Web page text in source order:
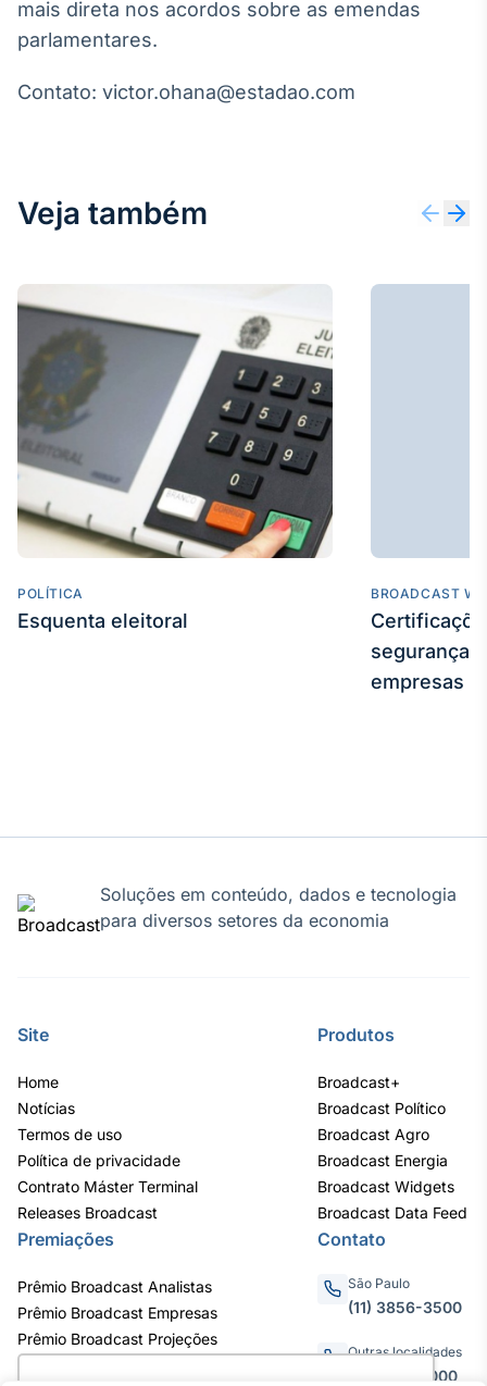
headlines de
Broadcast
Wallboard
Conteúdos e
dados para
displays e telas
Broadcast
Curadoria
Curadoria de
conteúdos
noticiosos
Soluções de
Tecnologia
plataforma para
no Brasil
IA
BroadFast
Gestão de
Investimentos
mais direta nos acordos sobre as emendas
parlamentares.
Contato: victor.ohana@estadao.com
Veja também
POLÍTICA
Esquenta eleitoral
BROADCAST
segurança
empresas
Soluções em conteúdo, dados e tecnologia
para diversos setores da economia
Site
Home
Notícias
Termos de uso
Política de privacidade
Contrato Máster Terminal
Releases Broadcast
Produtos
Broadcast+
Broadcast Político
Broadcast Agro
Broadcast Energia
Broadcast Widgets
Broadcast Data Feed
Premiações
Prêmio Broadcast Analistas
Prêmio Broadcast Empresas
Prêmio Broadcast Projeções
Contato
São Paulo
(11) 3856-3500
Outras localidades
0800.011.3000